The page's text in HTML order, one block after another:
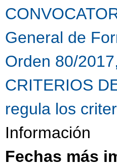
General de
Orden 80/
CRITERIOS
regula los
Información
Fechas más